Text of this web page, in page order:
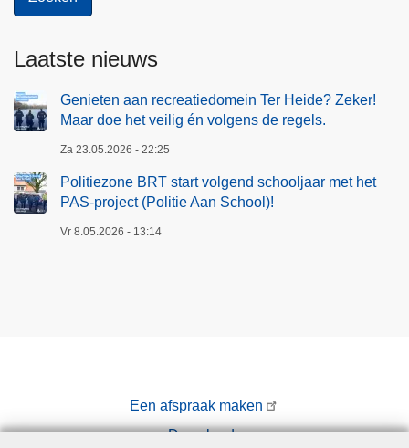
Laatste nieuws
Genieten aan recreatiedomein Ter Heide? Zeker!
Maar doe het veilig én volgens de regels.
Za 23.05.2026 - 22:25
Politiezone BRT start volgend schooljaar met het
PAS-project (Politie Aan School)!
Vr 8.05.2026 - 13:14
Een afspraak maken
Downloads